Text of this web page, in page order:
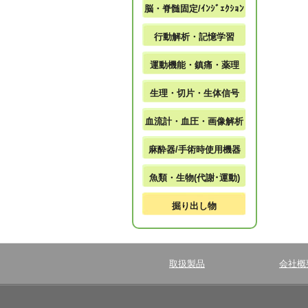
脳・脊髄固定/ｲﾝｼﾞｪｸｼｮﾝ
行動解析・記憶学習
運動機能・鎮痛・薬理
生理・切片・生体信号
血流計・血圧・画像解析
麻酔器/手術時使用機器
魚類・生物(代謝･運動)
掘り出し物
取扱製品 会社概